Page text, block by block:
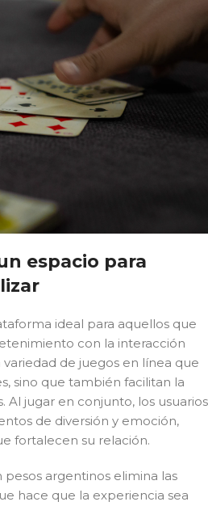
espacio para
ideal para aquellos que
con la interacción
de juegos en línea que
sino que también facilitan la
Al jugar en conjunto, los usuarios
de diversión y emoción,
fortalecen su relación.
pesos argentinos elimina las
hace que la experiencia sea